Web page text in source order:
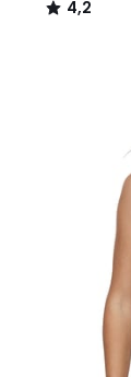
programme
4,2
/